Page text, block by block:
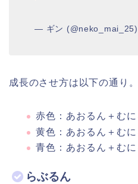
— ギン (@neko_mai_25)
成長のさせ方は以下の通り。
赤色：あおるん＋む
黄色：あおるん＋む
青色：あおるん＋む
らぶるん